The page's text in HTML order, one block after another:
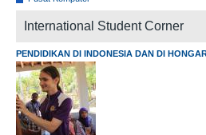
International Student Corner
PENDIDIKAN DI INDONESIA DAN DI